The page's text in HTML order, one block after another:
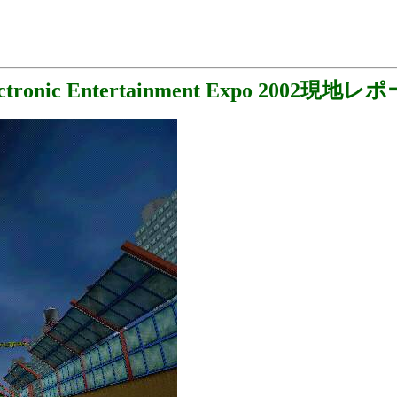
Entertainment Expo 2002現地レポ